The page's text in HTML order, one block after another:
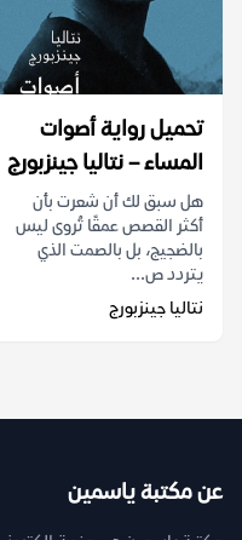
تحميل رواية أصوات
المساء – نتاليا جينزبورج
هل سبق لك أن شعرت بأن
أكثر القصص عمقًا تُروى ليس
بالضجيج، بل بالصمت الذي
يتردد ص...
نتاليا جينزبورج
عن مكتبة ياسمين